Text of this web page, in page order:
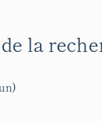
la